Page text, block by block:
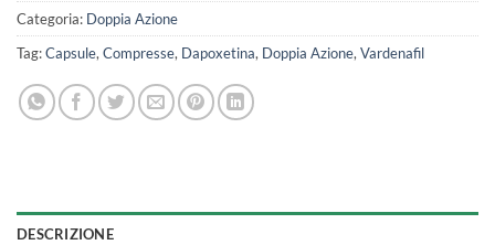
Categoria: Doppia Azione
Tag:Capsule, Compresse, Dapoxetina, Doppia Azione, Vardenafil
DESCRIZIONE